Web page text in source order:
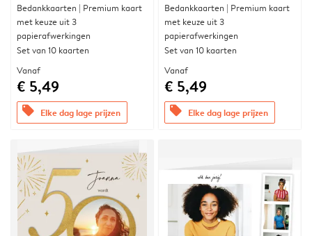
Bedankkaarten | Premium kaart
met keuze uit 3
papierafwerkingen
Set van 10 kaarten
Vanaf
€ 5,49
offers Elke dag lage prijzen
Bedankkaarten | Premium kaart
met keuze uit 3
papierafwerkingen
Set van 10 kaarten
Vanaf
€ 5,49
offers Elke dag lage prijzen